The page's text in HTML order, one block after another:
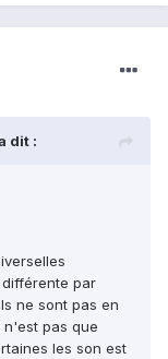
dit :
par
ne sont pas en
n'est pas que
les son est